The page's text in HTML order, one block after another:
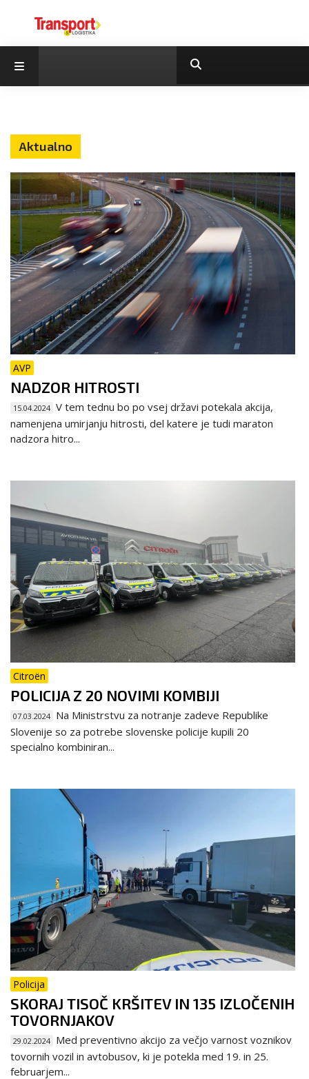
Aktualno
AVP
NADZOR HITROSTI
15.04.2024 V tem tednu bo po vsej državi potekala akcija,
namenjena umirjanju hitrosti, del katere je tudi maraton
nadzora hitro...
Citroën
POLICIJA Z 20 NOVIMI KOMBIJI
07.03.2024 Na Ministrstvu za notranje zadeve Republike
Slovenije so za potrebe slovenske policije kupili 20
specialno kombiniran...
Policija
SKORAJ TISOČ KRŠITEV IN 135 IZLOČENIH
TOVORNJAKOV
29.02.2024 Med preventivno akcijo za večjo varnost voznikov
tovornih vozil in avtobusov, ki je potekla med 19. in 25.
februarjem...